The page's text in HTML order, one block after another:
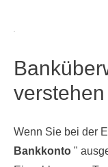
verstehen
Wenn Sie bei der
Bankkonto "